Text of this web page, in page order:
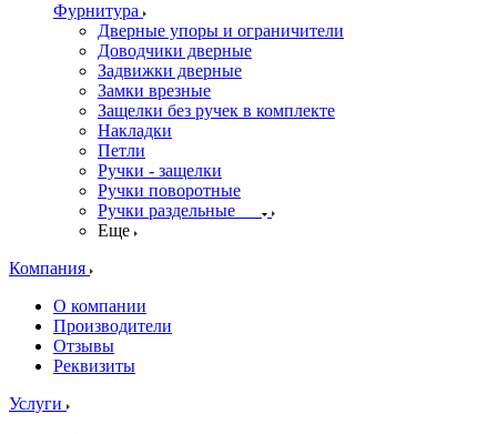
Фурнитура
Дверные упоры и ограничители
Доводчики дверные
Задвижки дверные
Замки врезные
Защелки без ручек в комплекте
Накладки
Петли
Ручки - защелки
Ручки поворотные
Ручки раздельные
Еще
Компания
О компании
Производители
Отзывы
Реквизиты
Услуги